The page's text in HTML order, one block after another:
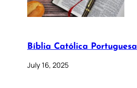
Bíblia Católica Portuguesa
July 16, 2025